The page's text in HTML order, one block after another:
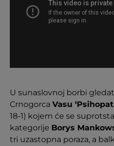
U sunaslovnoj borbi
Crnogorca Vasu
18-1) kojem će se
kategorije Borys
tri uzastopna poraza, a